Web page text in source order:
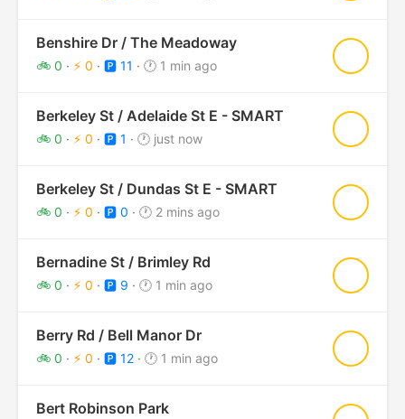
Benshire Dr / The Meadoway
🚲 0 · ⚡ 0 · 🅿️ 11 · 🕐 1 min ago
Berkeley St / Adelaide St E - SMART
🚲 0 · ⚡ 0 · 🅿️ 1 · 🕐 just now
Berkeley St / Dundas St E - SMART
🚲 0 · ⚡ 0 · 🅿️ 0 · 🕐 2 mins ago
Bernadine St / Brimley Rd
🚲 0 · ⚡ 0 · 🅿️ 9 · 🕐 1 min ago
Berry Rd / Bell Manor Dr
🚲 0 · ⚡ 0 · 🅿️ 12 · 🕐 1 min ago
Bert Robinson Park